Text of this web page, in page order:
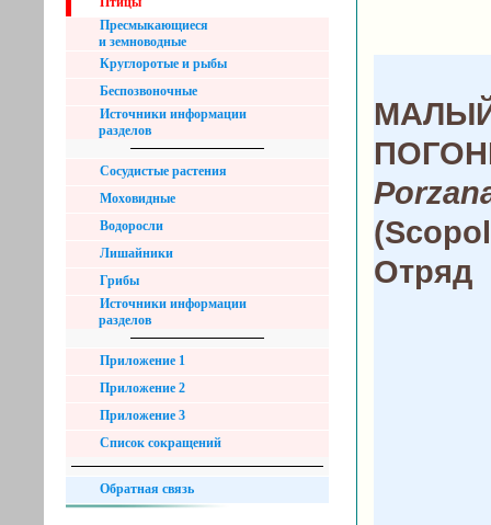
Пресмыкающиеся
и земноводные
Круглоротые и рыбы
Беспозвоночные
Источники информации
разделов
Сосудистые растения
Моховидные
Водоросли
Лишайники
Грибы
Источники информации
разделов
Приложение 1
Приложение 2
Приложение 3
Список сокращений
Обратная связь
Отряд